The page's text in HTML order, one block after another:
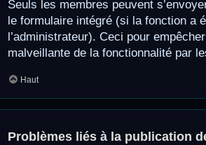
Seuls les membres peuvent
le formulaire intégré (si la fonction a
l’administrateur). Ceci pour
malveillante de la fonctionnalité par
Haut
Problèmes liés à la publication